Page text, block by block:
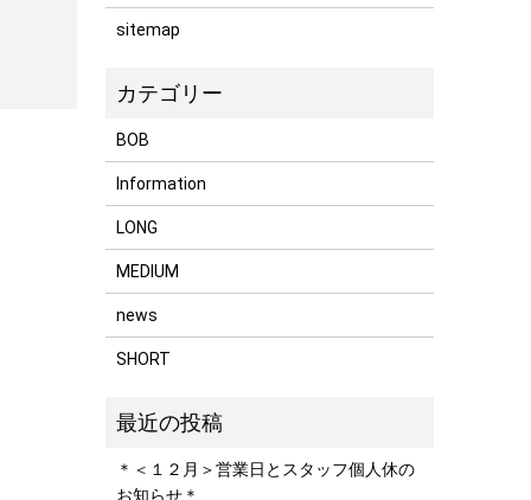
sitemap
BOB
Information
LONG
MEDIUM
news
SHORT
＊＜１２月＞営業日とスタッフ個人休の
お知らせ＊